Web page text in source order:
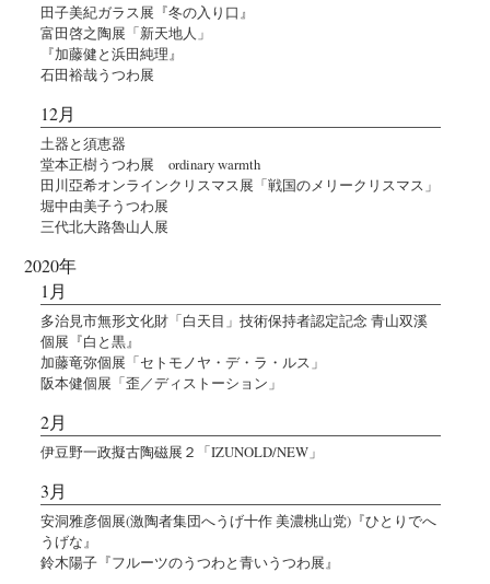
田子美紀ガラス展『冬の入り口』
富田啓之陶展「新天地人」
『加藤健と浜田純理』
石田裕哉うつわ展
12月
土器と須恵器
堂本正樹うつわ展 ordinary warmth
田川亞希オンラインクリスマス展「戦国のメリークリスマス」
堀中由美子うつわ展
三代北大路魯山人展
2020年
1月
多治見市無形文化財「白天目」技術保持者認定記念 青山双溪
個展『白と黒』
加藤竜弥個展「セトモノヤ・デ・ラ・ルス」
阪本健個展「歪／ディストーション」
2月
伊豆野一政擬古陶磁展２「IZUNOLD/NEW」
3月
安洞雅彦個展(激陶者集団へうげ十作 美濃桃山党)『ひとりでへ
うげな』
鈴木陽子『フルーツのうつわと青いうつわ展』